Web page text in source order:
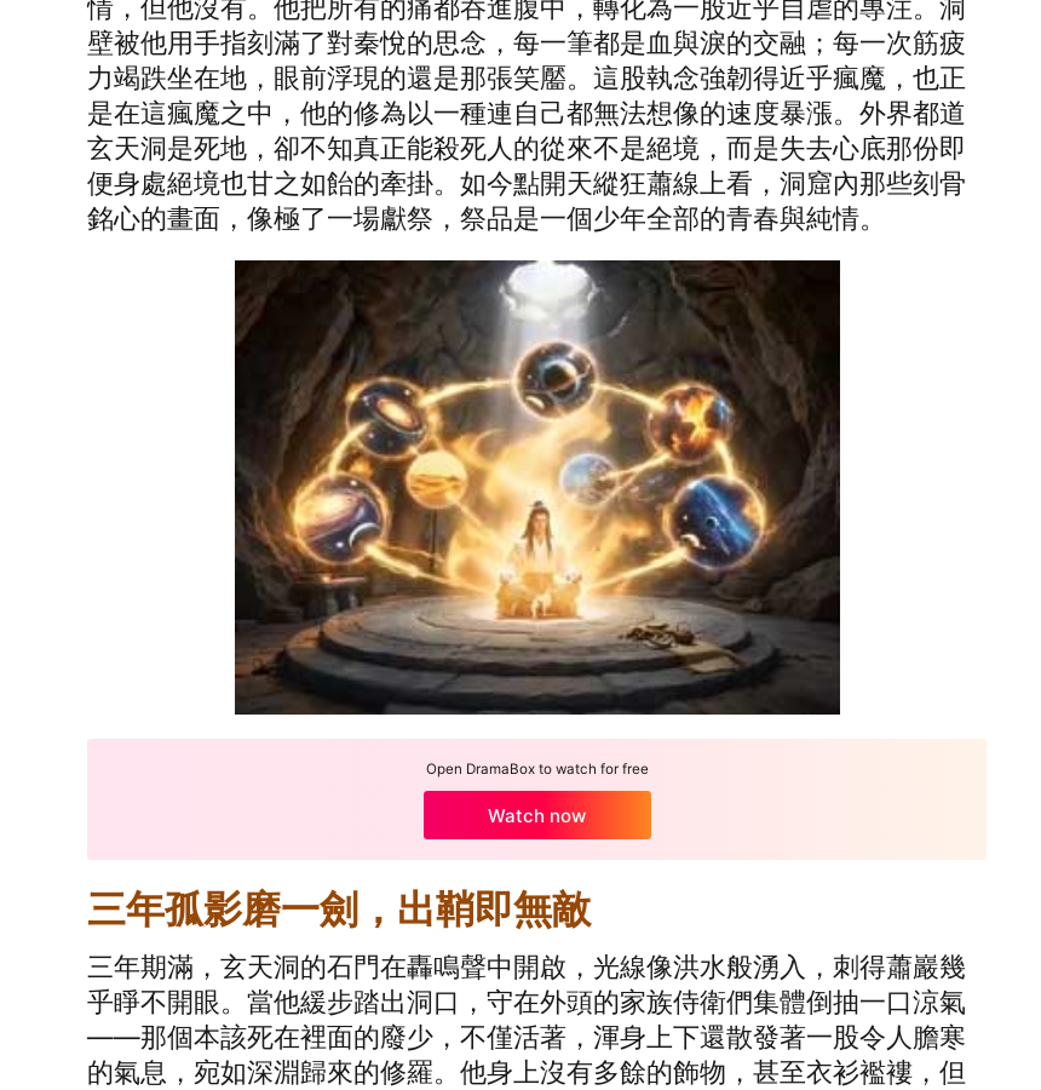
情，但他沒有。他把所有的痛都吞進腹中，轉化為一股近乎自虐的專注。洞
壁被他用手指刻滿了對秦悅的思念，每一筆都是血與淚的交融；每一次筋疲
力竭跌坐在地，眼前浮現的還是那張笑靨。這股執念強韌得近乎瘋魔，也正
是在這瘋魔之中，他的修為以一種連自己都無法想像的速度暴漲。外界都道
玄天洞是死地，卻不知真正能殺死人的從來不是絕境，而是失去心底那份即
便身處絕境也甘之如飴的牽掛。如今點開天縱狂蕭線上看，洞窟內那些刻骨
銘心的畫面，像極了一場獻祭，祭品是一個少年全部的青春與純情。
Open DramaBox to watch for free
Watch now
三年孤影磨一劍，出鞘即無敵
三年期滿，玄天洞的石門在轟鳴聲中開啟，光線像洪水般湧入，刺得蕭巖幾
乎睜不開眼。當他緩步踏出洞口，守在外頭的家族侍衛們集體倒抽一口涼氣
——那個本該死在裡面的廢少，不僅活著，渾身上下還散發著一股令人膽寒
的氣息，宛如深淵歸來的修羅。他身上沒有多餘的飾物，甚至衣衫襤褸，但